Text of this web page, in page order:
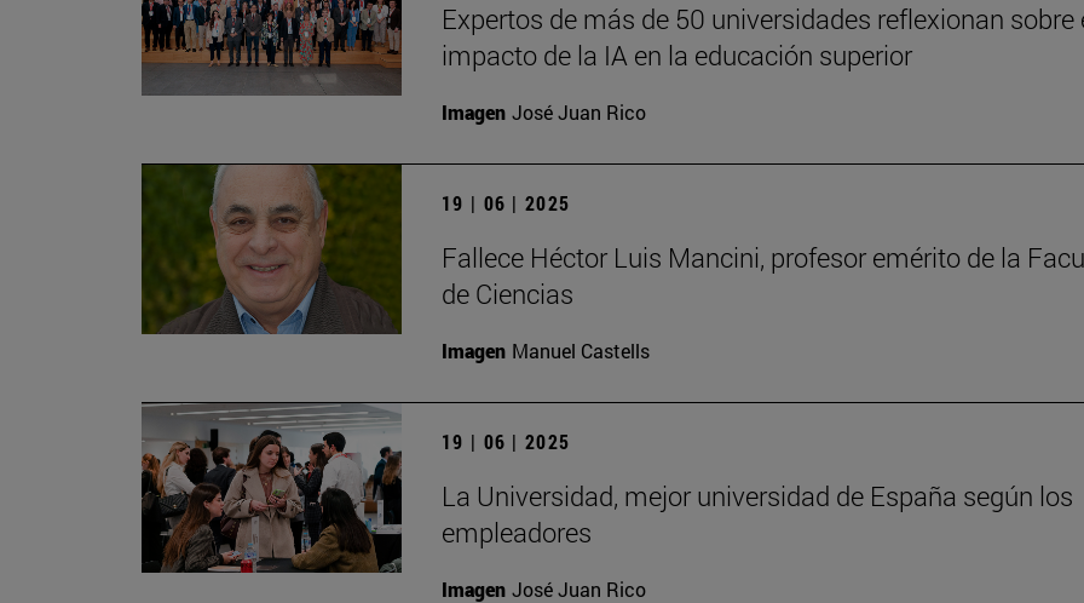
Expertos de más de 50 universidades reflexionan sobre
impacto de la IA en la educación superior
Imagen José Juan Rico
19 | 06 | 2025
Fallece Héctor Luis Mancini, profesor emérito de la
de Ciencias
Imagen Manuel Castells
19 | 06 | 2025
La Universidad, mejor universidad de España según los
empleadores
Imagen José Juan Rico